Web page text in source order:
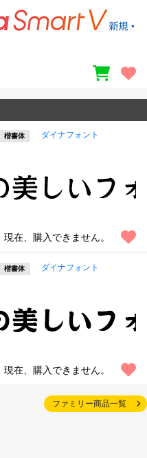
楷書体 ダイナフォント
現在、購入できません。
楷書体 ダイナフォント
現在、購入できません。
ファミリー商品一覧